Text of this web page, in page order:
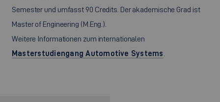
Semester und umfasst 90 Credits . Der akademische Grad ist
Master of Engineering (M.Eng.).
Weitere Informationen zum internationalen
Masterstudiengang Automotive Systems